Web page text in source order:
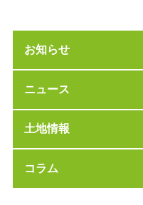
お知らせ
ニュース
土地情報
コラム